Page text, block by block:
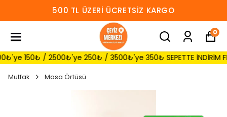
500 TL ÜZERI ÜCRETSIZ KARGO
0
150₺ / 2500₺'ye 250₺ / 3500₺'ye 350₺ SEPETTE İNDİRİM
Mutfak Masa Örtüsü